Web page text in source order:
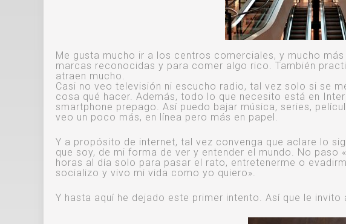
Me gusta mucho ir a los centros comerciales, y mucho
marcas reconocidas y para comer algo rico. También
atraen mucho.
Casi no veo televisión ni escucho radio, tal vez solo si se
cosa qué hacer. Además, todo lo que necesito está en
smartphone prepago. Así puedo bajar música, series,
veo un poco más, en línea pero más en papel.
Y a propósito de internet, tal vez convenga que aclare lo
que soy, de mi forma de ver y entender el mundo. No
horas al día solo para pasar el rato, entretenerme o
socializo y vivo mi vida como yo quiero».
Y hasta aquí he dejado este primer intento. Así que le